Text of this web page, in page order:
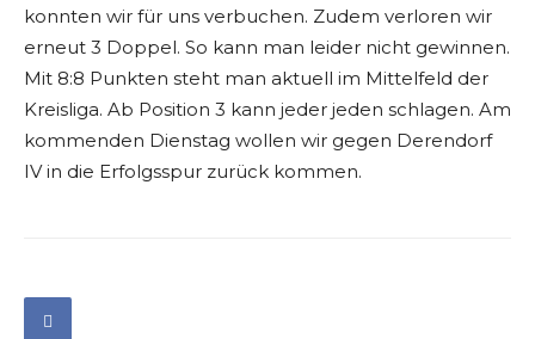
konnten wir für uns verbuchen. Zudem verloren wir
erneut 3 Doppel. So kann man leider nicht gewinnen.
Mit 8:8 Punkten steht man aktuell im Mittelfeld der
Kreisliga. Ab Position 3 kann jeder jeden schlagen. Am
kommenden Dienstag wollen wir gegen Derendorf
IV in die Erfolgsspur zurück kommen.